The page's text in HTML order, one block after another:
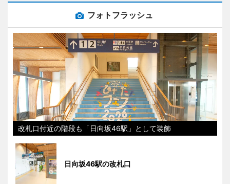
フォトフラッシュ
改札口付近の階段も「日向坂46駅」として装飾
日向坂46駅の改札口